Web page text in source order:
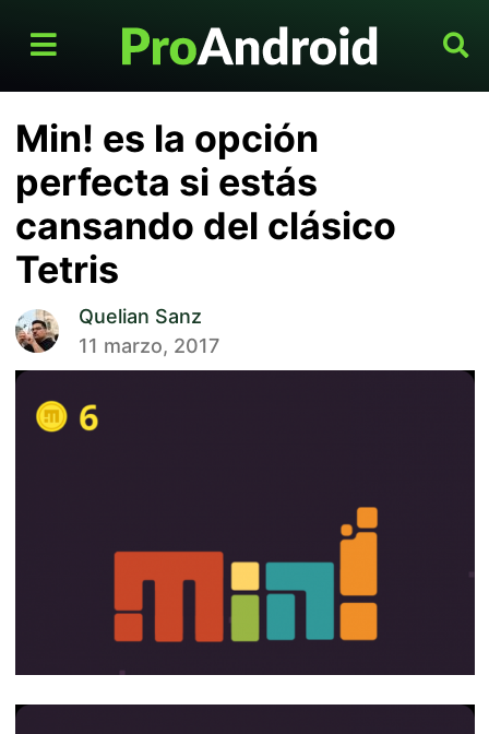
Min! es la opción
perfecta si estás
cansando del clásico
Tetris
Quelian Sanz
11 marzo, 2017